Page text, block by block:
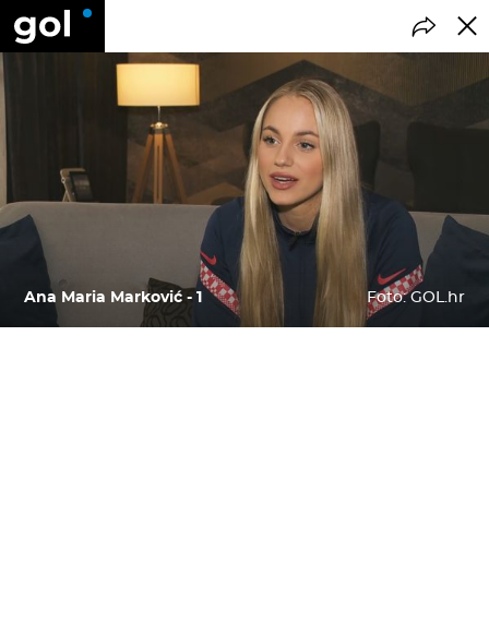
Ana Maria Marković - 1 Foto: GOL.hr